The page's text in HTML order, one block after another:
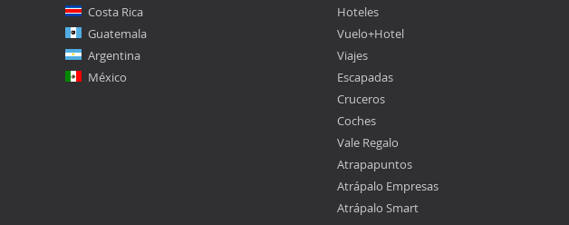
Costa Rica
Guatemala
Argentina
México
Hoteles
Vuelo+Hotel
Viajes
Escapadas
Cruceros
Coches
Vale Regalo
Atrapapuntos
Atrápalo Empresas
Atrápalo Smart